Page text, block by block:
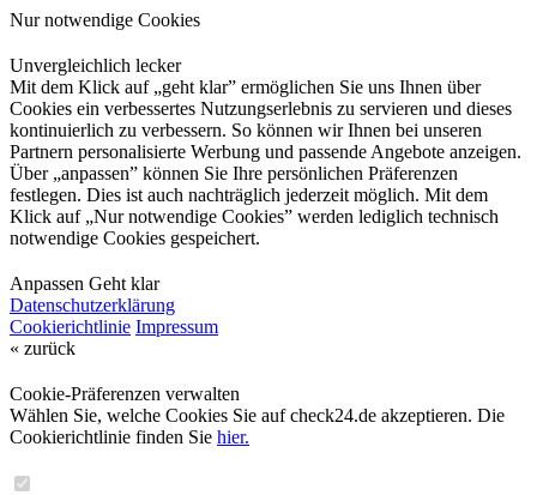
Nur notwendige Cookies
Unvergleichlich lecker
Mit dem Klick auf „geht klar” ermöglichen Sie uns Ihnen über
Cookies ein verbessertes Nutzungserlebnis zu servieren und dieses
kontinuierlich zu verbessern. So können wir Ihnen bei unseren
Partnern personalisierte Werbung und passende Angebote anzeigen.
Über „anpassen” können Sie Ihre persönlichen Präferenzen
festlegen. Dies ist auch nachträglich jederzeit möglich. Mit dem
Klick auf „Nur notwendige Cookies” werden lediglich technisch
notwendige Cookies gespeichert.
Anpassen Geht klar
Datenschutzerklärung
Cookierichtlinie Impressum
« zurück
Cookie-Präferenzen verwalten
Wählen Sie, welche Cookies Sie auf check24.de akzeptieren. Die
Cookierichtlinie finden Sie hier.